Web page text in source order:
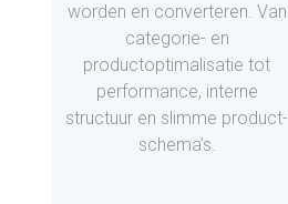
worden en converteren. Van
categorie- en
productoptimalisatie tot
performance, interne
structuur en slimme product-
schema’s.